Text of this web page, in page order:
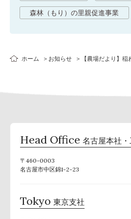
森林（もり）の里親促進事業
ホーム お知らせ 【農場だより】
Head Office 名古屋本社
〒460-0003
名古屋市中区錦1-2-23
Tokyo 東京支社